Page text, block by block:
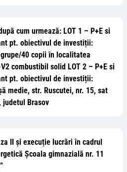
cum urmează: LOT 1 – P+E si
pt. obiectivul de investiții:
40 copii în localitatea
combustibil solid LOT 2 – P+E si
pt. obiectivul de investiții:
medie, str. Ruscutei, nr. 15, sat
judetul Brasov
II și execuție lucrări în cadrul
Școala gimnazială nr. 11